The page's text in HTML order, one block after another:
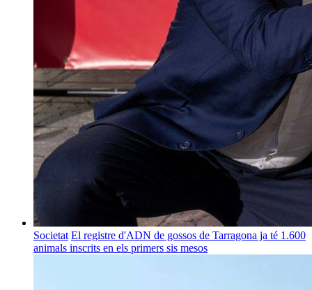
Societat El registre d'ADN de gossos de Tarragona ja té 1.600
animals inscrits en els primers sis mesos